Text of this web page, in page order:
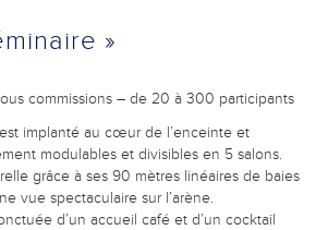
»
commissions – de 20 à 300 participants
implanté au cœur de l’enceinte et
modulables et divisibles en 5 salons.
grâce à ses 90 mètres linéaires de baies
vue spectaculaire sur l’arène.
d’un accueil café et d’un cocktail